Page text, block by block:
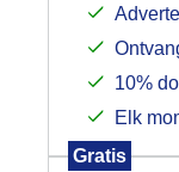
10%
Elk
Gratis
Mogen
Indien je
gegeven,